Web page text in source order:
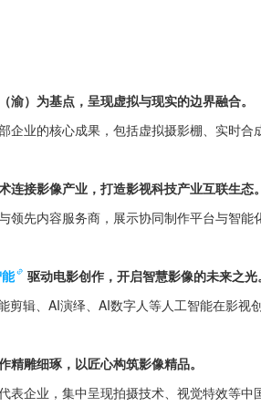
渝）为基点，呈现虚拟与现实的边界融合。
企业的核心成果，包括虚拟摄影棚、实时合
连接影像产业，打造影视科技产业互联生态。
领先内容服务商，展示协同制作平台与智能
驱动电影创作，开启智慧影像的未来之光。
剪辑、AI演绎、AI数字人等人工智能在影视
精雕细琢，以匠心构筑影像精品。
表企业，集中呈现拍摄技术、视觉特效等中